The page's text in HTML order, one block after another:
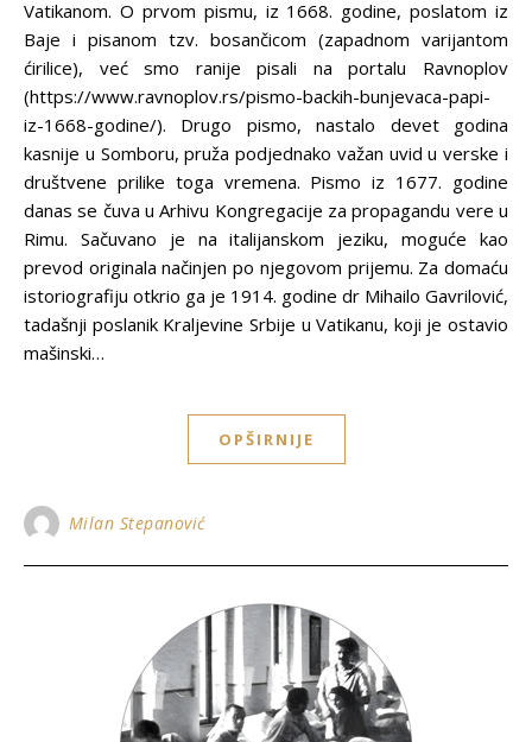
Vatikanom. O prvom pismu, iz 1668. godine, poslatom iz
Baje i pisanom tzv. bosančicom (zapadnom varijantom
ćirilice), već smo ranije pisali na portalu Ravnoplov
(https://www.ravnoplov.rs/pismo-backih-bunjevaca-papi-
iz-1668-godine/). Drugo pismo, nastalo devet godina
kasnije u Somboru, pruža podjednako važan uvid u verske i
društvene prilike toga vremena. Pismo iz 1677. godine
danas se čuva u Arhivu Kongregacije za propagandu vere u
Rimu. Sačuvano je na italijanskom jeziku, moguće kao
prevod originala načinjen po njegovom prijemu. Za domaću
istoriografiju otkrio ga je 1914. godine dr Mihailo Gavrilović,
tadašnji poslanik Kraljevine Srbije u Vatikanu, koji je ostavio
mašinski…
OPŠIRNIJE
Milan Stepanović